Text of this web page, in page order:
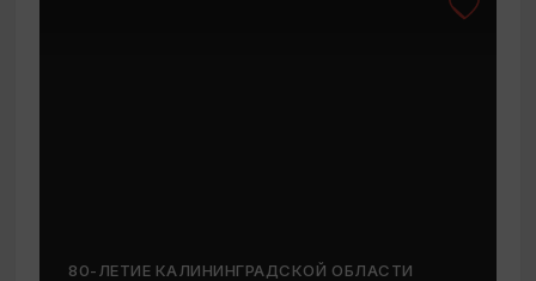
80-ЛЕТИЕ КАЛИНИНГРАДСКОЙ ОБЛАСТИ